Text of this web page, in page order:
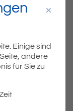
Einige sind
andere
für Sie zu